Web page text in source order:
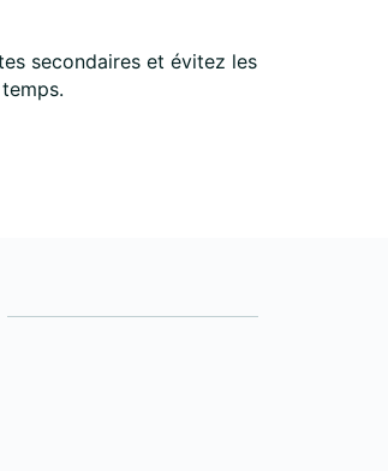
secondaires et évitez les